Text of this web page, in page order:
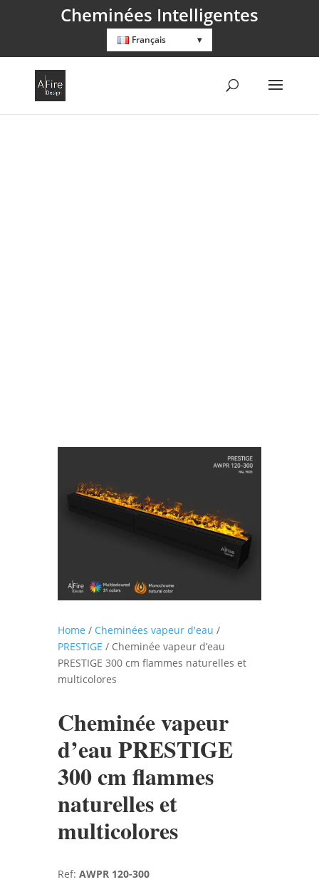
Français
Cheminées Intelligentes
Home / Cheminées vapeur d'eau /
PRESTIGE / Cheminée vapeur d’eau
PRESTIGE 300 cm flammes naturelles et
multicolores
Cheminée vapeur
d’eau PRESTIGE
300 cm flammes
naturelles et
multicolores
Ref: AWPR 120-300